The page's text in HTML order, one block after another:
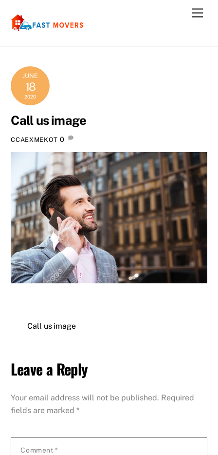
content
JUNE
18
2020
Call us image
CCAEXMEKOT 0
Call us image
Leave a Reply
Your email address will not be published. Required
fields are marked*
Comment *